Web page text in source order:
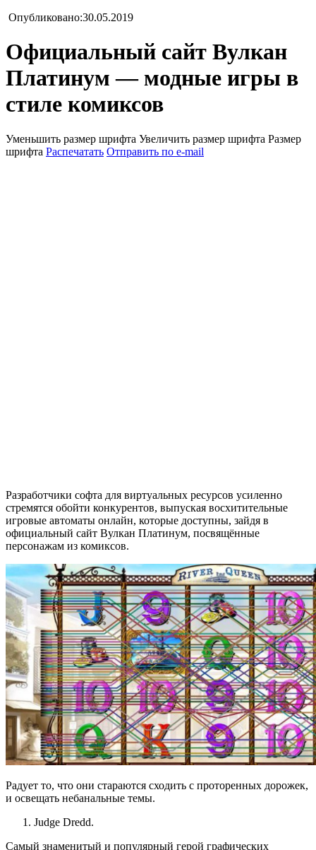
Опубликовано:30.05.2019
Официальный сайт Вулкан
Платинум — модные игры в
стиле комиксов
Уменьшить размер шрифта Увеличить размер шрифта Размер
шрифта Распечатать Отправить по e-mail
Разработчики софта для виртуальных ресурсов усиленно
стремятся обойти конкурентов, выпуская восхитительные
игровые автоматы онлайн, которые доступны, зайдя в
официальный сайт Вулкан Платинум, посвящённые
персонажам из комиксов.
Радует то, что они стараются сходить с проторенных дорожек,
и освещать небанальные темы.
Judge Dredd.
Самый знаменитый и популярный герой графических